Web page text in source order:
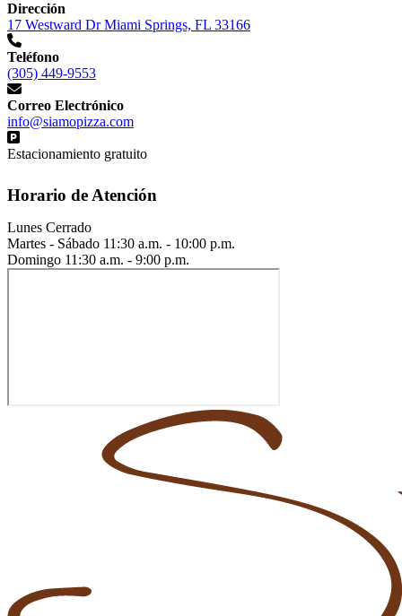
Dirección
17 Westward Dr Miami Springs, FL 33166
Teléfono
(305) 449-9553
Correo Electrónico
info@siamopizza.com
Estacionamiento gratuito
Horario de Atención
Lunes Cerrado
Martes - Sábado 11:30 a.m. - 10:00 p.m.
Domingo 11:30 a.m. - 9:00 p.m.